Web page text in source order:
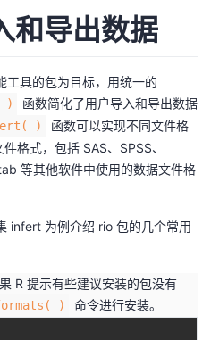
和导出数据
工具的包为目标，用统一的
)
函数简化了用户导入和导出数据
)
函数可以实现不同文件格
格式，包括 SAS、SPSS、
等其他软件中使用的数据文件格
infert 为例介绍 rio 包的几个常用
R 提示有些建议安装的包没有
) 命令进行安装。